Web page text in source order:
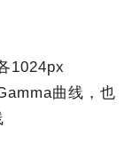
1024px
曲线，也